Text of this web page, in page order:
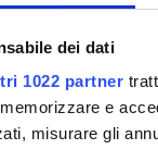
dei dati
1022 partner
e
misurare gli
code
course is given